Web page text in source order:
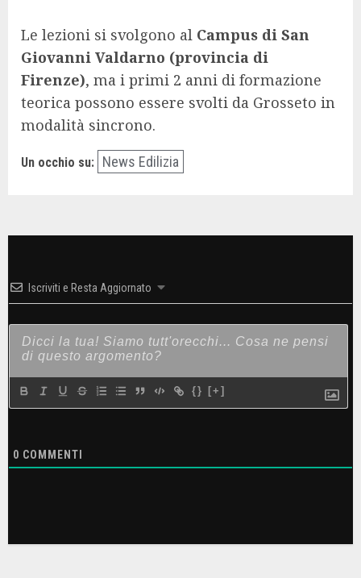
Le lezioni si svolgono al Campus di San
Giovanni Valdarno (provincia di
Firenze), ma i primi 2 anni di formazione
teorica possono essere svolti da Grosseto in
modalità sincrono.
Un occhio su: News Edilizia
Iscriviti e Resta Aggiornato
{} [+]
0 COMMENTI